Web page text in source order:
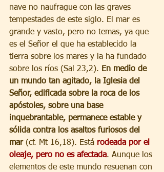
nave no naufrague con las graves
tempestades de este siglo. El mar es
grande y vasto, pero no temas, ya que
es el Señor el que ha establecido la
tierra sobre los mares y la ha fundado
sobre los ríos (Sal 23,2). En medio de
un mundo tan agitado, la Iglesia del
Señor, edificada sobre la roca de los
apóstoles, sobre una base
inquebrantable, permanece estable y
sólida contra los asaltos furiosos del
mar (cf. Mt 16,18). Está rodeada por el
oleaje, pero no es afectada. Aunque los
elementos de este mundo resuenan con